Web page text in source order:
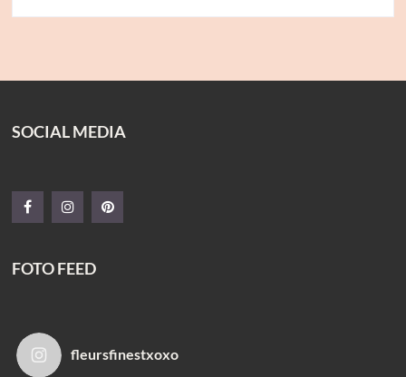
SOCIAL MEDIA
FOTO FEED
fleursfinestxoxo